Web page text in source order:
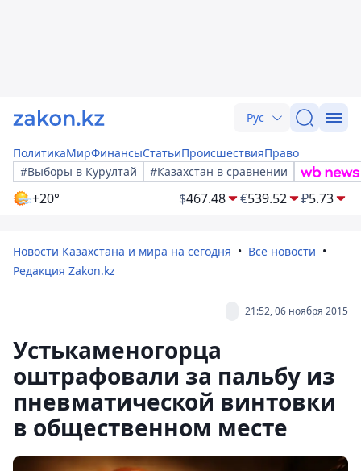
Рус
ПолитикаМирФинансыСтатьиПроисшествияПраво
#Выборы в Курултай
#Казахстан в сравнении
+20° $467.48 €539.52 ₽5.73
Новости Казахстана и мира на сегодня
Все новости
Редакция Zakon.kz
21:52, 06 ноября 2015
Устькаменогорца
оштрафовали за пальбу из
пневматической винтовки
в общественном месте